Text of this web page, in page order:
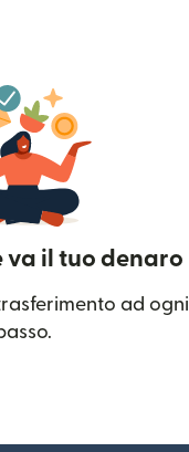
va il tuo denaro
ad ogni